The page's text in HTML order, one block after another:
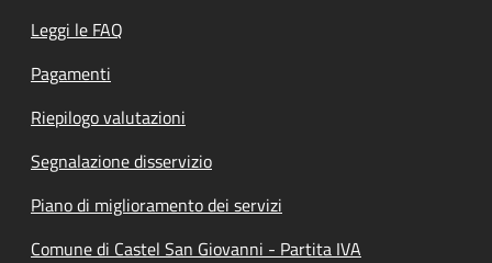
Leggi le FAQ
Pagamenti
Riepilogo valutazioni
Segnalazione disservizio
Piano di miglioramento dei servizi
Comune di Castel San Giovanni - Partita IVA